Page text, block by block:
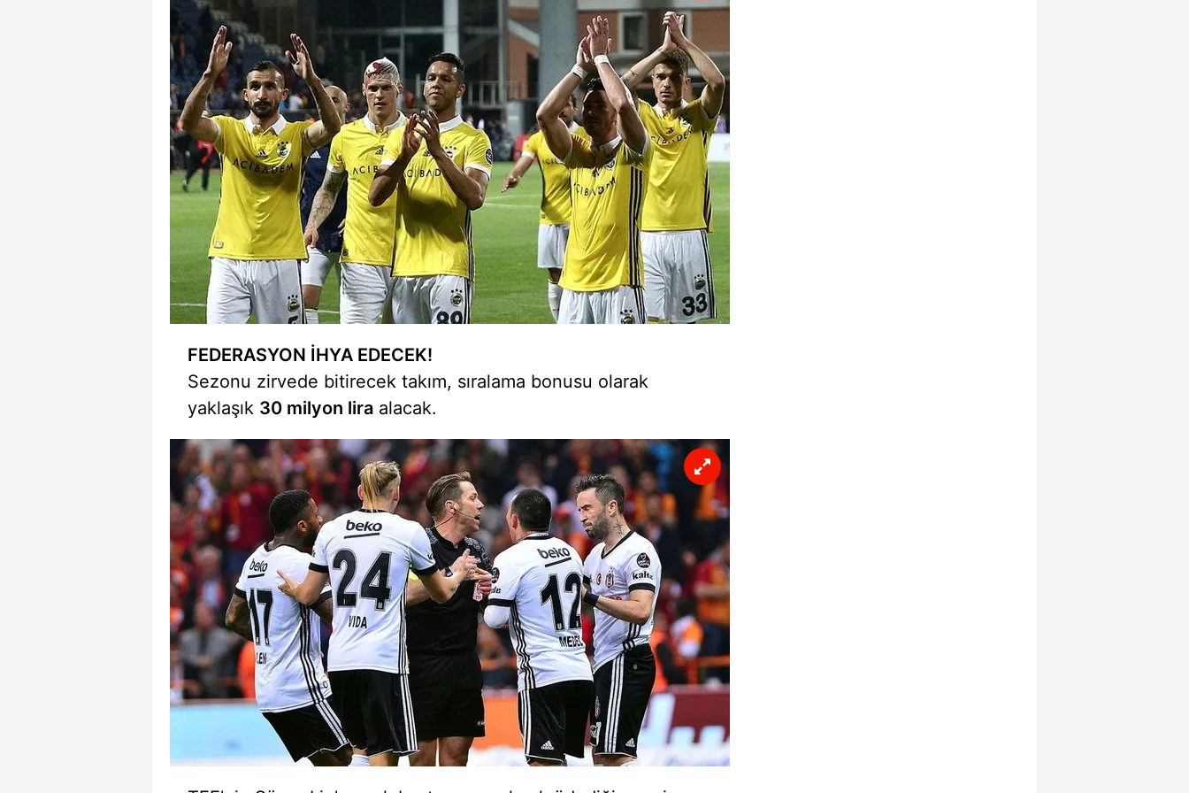
mevzuata uygun olarak kullanılan çerezlerle ilgili bilgi almak için lütfentıklayınız.
FEDERASYON İHYA EDECEK!
Sezonu zirvede bitirecek takım, sıralama bonusu olarak
yaklaşık 30 milyon lira alacak.